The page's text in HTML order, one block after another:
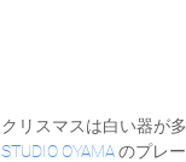
クリスマスは白い器が
STUDIO OYAMA のプレ